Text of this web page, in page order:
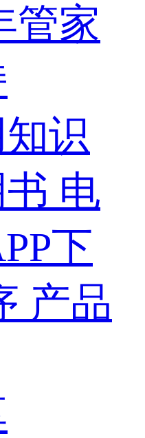
管家
识
电
下
产品